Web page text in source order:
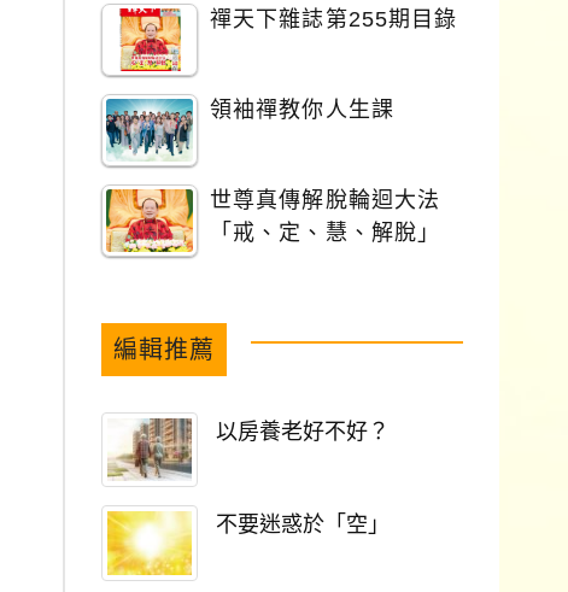
禪天下雜誌第255期目錄
領袖禪教你人生課
世尊真傳解脫輪迴大法
「戒、定、慧、解脫」
編輯推薦
以房養老好不好？
不要迷惑於「空」